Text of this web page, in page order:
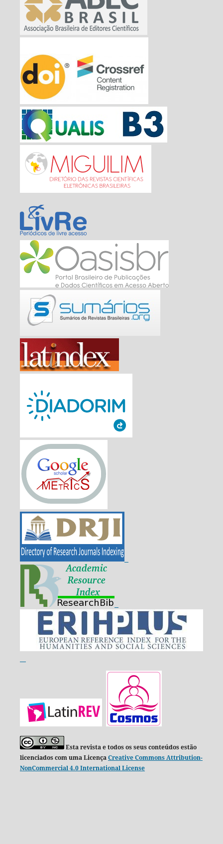
Esta revista e todos os seus conteúdos estão
licenciados com uma LicençaCreative Commons Attribution-
NonCommercial 4.0 International License